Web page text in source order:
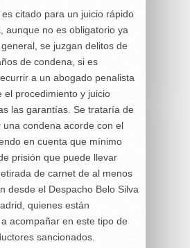
es citado para un juicio rápido
aunque no es obligatorio ya
se juzgan delitos de
de condena, si es
a un abogado penalista
el procedimiento y juicio
las garantías. Se trataría de
condena acorde con el
en cuenta que mínimo
prisión que puede llevar
de carnet de al menos
desde el Despacho Belo Silva
quienes están
acompañar en este tipo de
sancionados.